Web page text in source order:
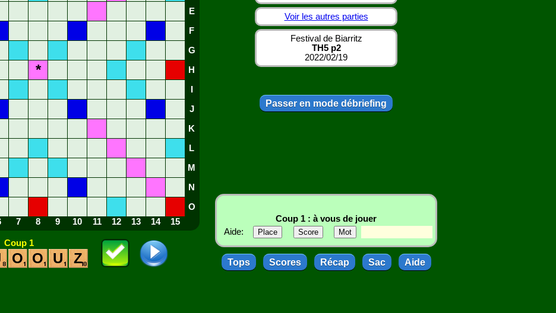
E
F
G
* H
J
K
L
M
N
O
7 8 9 10 11 12 13 14 15
Coup 1
O O U Z
Voir les autres parties
Festival de Biarritz
TH5 p2
2022/02/19
Passer en mode débriefing
Coup 1 : à vous de jouer
Aide:
Tops Scores Récap Sac Aide